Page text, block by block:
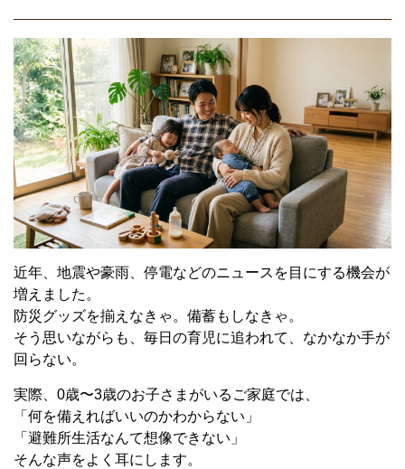
近年、地震や豪雨、停電などのニュースを目にする機会が
増えました。
防災グッズを揃えなきゃ。備蓄もしなきゃ。
そう思いながらも、毎日の育児に追われて、なかなか手が
回らない。
実際、0歳〜3歳のお子さまがいるご家庭では、
「何を備えればいいのかわからない」
「避難所生活なんて想像できない」
そんな声をよく耳にします。